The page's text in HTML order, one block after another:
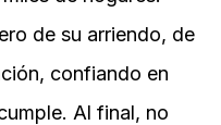
de su arriendo, de
confiando en
Al final, no